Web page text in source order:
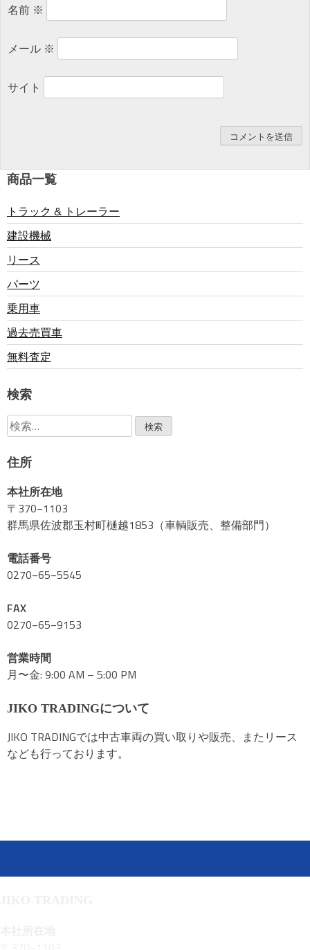
ン
名前 ※
メール ※
サイト
商品一覧
トラック & トレーラー
建設機械
リース
パーツ
乗用車
過去売買車
無料査定
検索
検
索:
住所
本社所在地
〒370−1103
群馬県佐波郡玉村町樋越1853（車輌販売、整備部門）
電話番号
0270−65−5545
FAX
0270−65−9153
営業時間
月〜金: 9:00 AM – 5:00 PM
JIKO TRADINGについて
JIKO TRADINGでは中古車両の買い取りや販売、またリース
なども行っております。